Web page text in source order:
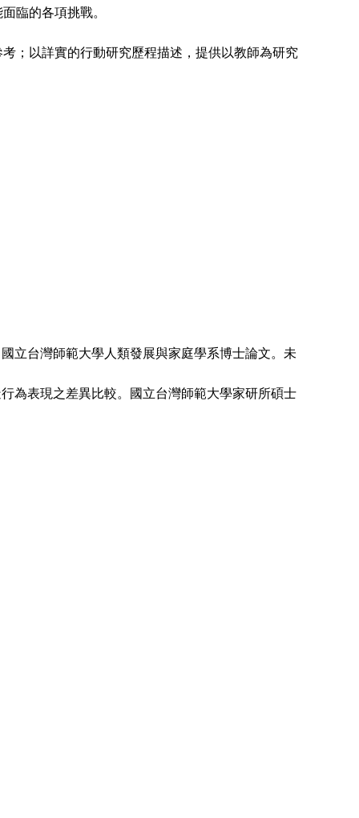
臨的各項挑戰。
以詳實的行動研究歷程描述，提供以教師為研究
立台灣師範大學人類發展與家庭學系博士論文。未
現之差異比較。國立台灣師範大學家研所碩士